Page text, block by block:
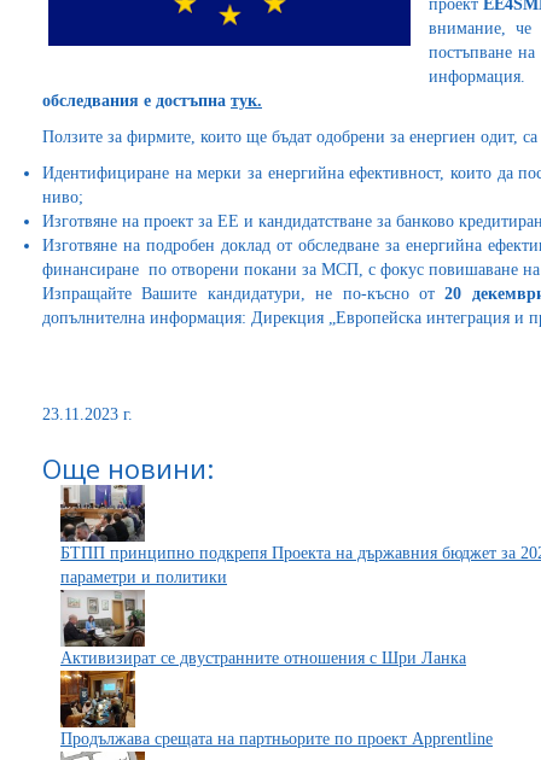
проект
внимание, че
постъпване на
обследвания е достъпна тук.
Ползите за фирмите, които ще бъдат одобрени за енергиен одит, са
Идентифициране на мерки за енергийна ефективност, които да
ниво;
Изготвяне на проект за ЕЕ и кандидатстване за банково
Изготвяне на подробен доклад от обследване за енергийна
финансиране по отворени покани за МСП, с фокус повишаване
Изпращайте Вашите кандидатури, не по-късно от20
допълнителна информация: Дирекция „Европейска интеграция и
23.11.2023 г.
Още новини:
БТПП принципно подкрепя Проекта на държавния бюджет за
параметри и политики
Активизират се двустранните отношения с Шри Ланка
Продължава срещата на партньорите по проект Apprentline